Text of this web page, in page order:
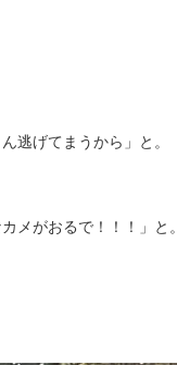
逃げてまうから」と。
メがおるで！！！」と。